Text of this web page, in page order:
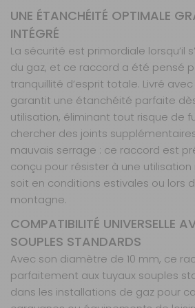
UNE ÉTANCHÉITÉ OPTIMALE
INTÉGRÉ
La sécurité est primordiale lorsqu’il
du gaz, et ce raccord a été pensé
tranquillité d’esprit totale. Livré
garantit une étanchéité parfaite
utilisation, éliminant tout risque de
chercher des joints
mauvais serrage : ce raccord est
conçu pour résister à une
soit en conditions estivales ou lors
montagne.
COMPATIBILITÉ UNIVERSELLE
SOUPLES STANDARDS
Avec son diamètre de 10 mm, ce
parfaitement aux tuyaux souples
dans les installations de gaz pour